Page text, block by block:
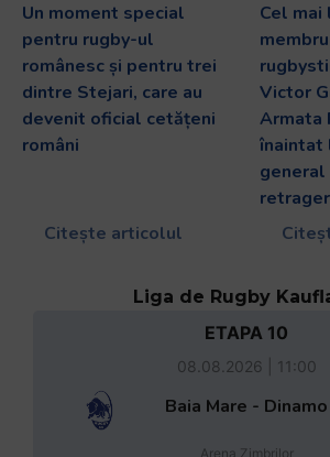
Un moment special
pentru rugby-ul
românesc și pentru trei
dintre Stejari, care au
devenit oficial cetățeni
români
Citește articolul
Cel mai
Victor
Armata
înaintat
general
Liga de Rugby
ETAPA 10
08.08.2026 | 11:00
Baia Mare - Dinamo
Arena Zimbrilor